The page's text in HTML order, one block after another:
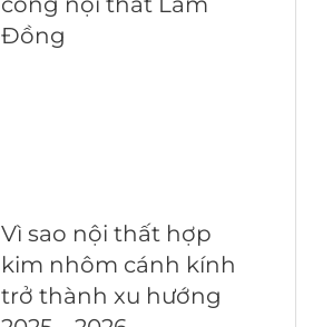
Đồng
Vì sao nội thất hợp
kim nhôm cánh kính
trở thành xu hướng